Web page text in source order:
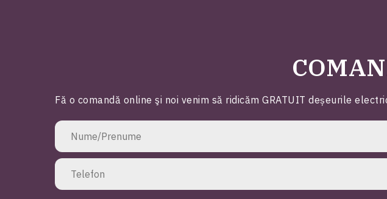
Fă o comandă online şi noi venim să ridicăm GRATUIT deșeurile